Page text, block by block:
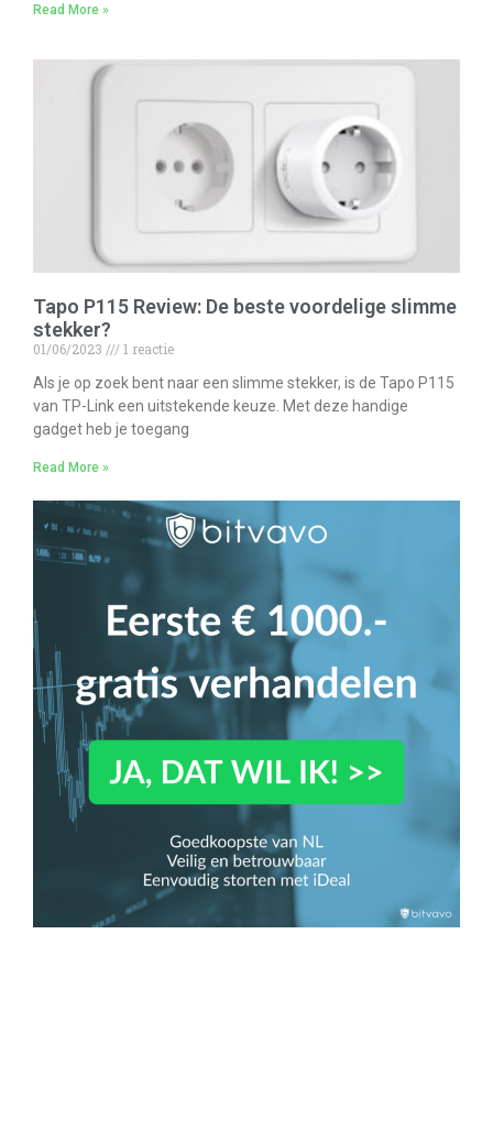
Read More »
Tapo P115 Review: De beste voordelige slimme
stekker?
01/06/2023
1 reactie
Als je op zoek bent naar een slimme stekker, is de Tapo P115
van TP-Link een uitstekende keuze. Met deze handige
gadget heb je toegang
Read More »